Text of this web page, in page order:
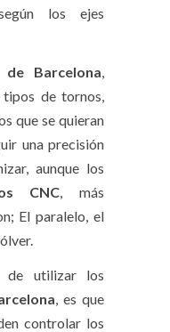
los ejes
de Barcelona
de tornos,
que se quieran
una precisión
aunque los
CNC , más
El paralelo, el
de utilizar los
, es que
controlar los